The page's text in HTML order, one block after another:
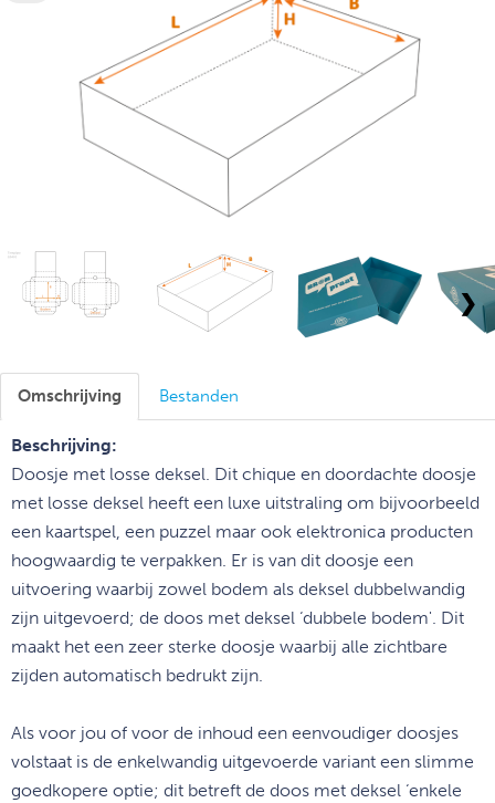
❯
Omschrijving Bestanden
Beschrijving:
Doosje met losse deksel. Dit chique en doordachte doosje
met losse deksel heeft een luxe uitstraling om bijvoorbeeld
een kaartspel, een puzzel maar ook elektronica producten
hoogwaardig te verpakken. Er is van dit doosje een
uitvoering waarbij zowel bodem als deksel dubbelwandig
zijn uitgevoerd; de doos met deksel ‘dubbele bodem'. Dit
maakt het een zeer sterke doosje waarbij alle zichtbare
zijden automatisch bedrukt zijn.
Als voor jou of voor de inhoud een eenvoudiger doosjes
volstaat is de enkelwandig uitgevoerde variant een slimme
goedkopere optie; dit betreft de doos met deksel ‘enkele